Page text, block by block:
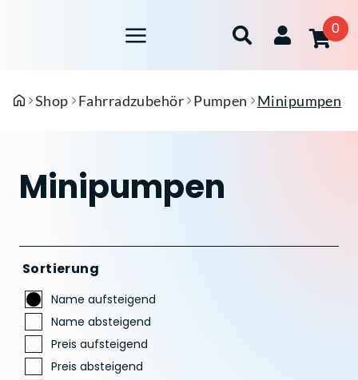
0
Shop Fahrradzubehör Pumpen Minipumpen
Minipumpen
Sortierung
Name aufsteigend
Name absteigend
Preis aufsteigend
Preis absteigend